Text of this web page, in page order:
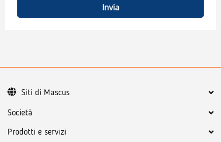
Invia
Società
Prodotti e servizi
Siti di Mascus